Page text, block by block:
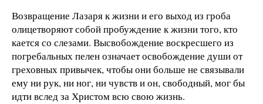
Возвращение Лазаря к жизни и его выход из гроба
олицетворяют собой пробуждение к жизни того, кто
кается со слезами. Высвобождение воскресшего из
погребальных пелен означает освобождение души от
греховных привычек, чтобы они больше не связывали
ему ни рук, ни ног, ни чувств и он, свободный, мог бы
идти вслед за Христом всю свою жизнь.